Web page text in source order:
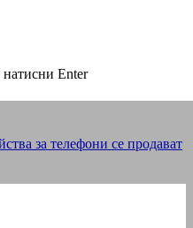
Enter
за телефони се продават